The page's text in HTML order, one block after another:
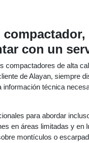
con un
compactadores de alta
de Alayan, siempre
técnica
para abordar
en áreas limitadas y en
montículos o